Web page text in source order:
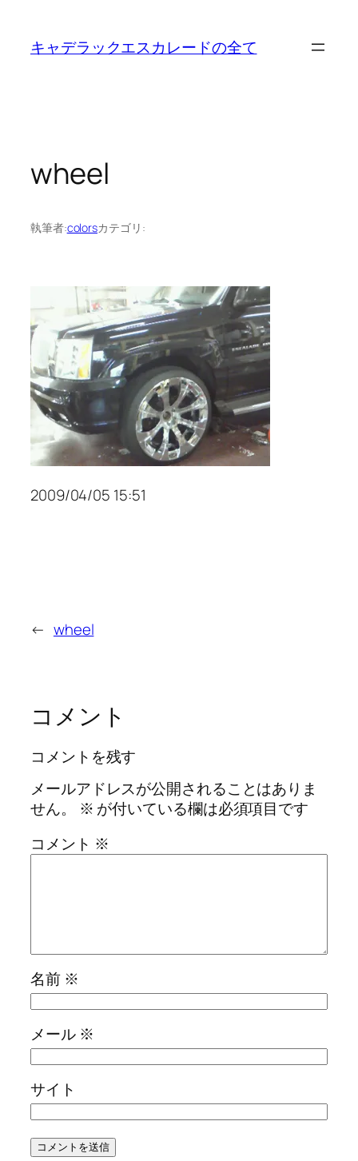
キャデラックエスカレードの全て
wheel
執筆者:colorsカテゴリ:
2009/04/05 15:51
← wheel
コメント
コメントを残す
メールアドレスが公開されることはありま
せん。
※ が付いている欄は必須項目です
コメント ※
名前 ※
メール ※
サイト